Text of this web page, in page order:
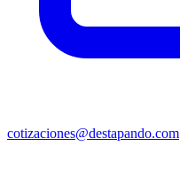
cotizaciones@destapando.com